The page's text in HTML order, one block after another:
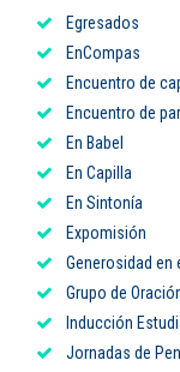
Egresados
EnCompas
Encuentro de
Encuentro de
En Babel
En Capilla
En Sintonía
Expomisión
Generosidad en
Grupo de
Inducción
Jornadas de